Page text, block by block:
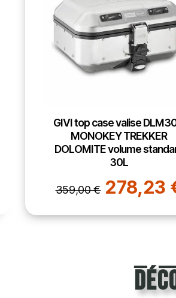
GIVI top case E460N
grand volume 46L
145,70 €